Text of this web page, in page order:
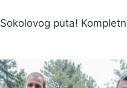
puta!